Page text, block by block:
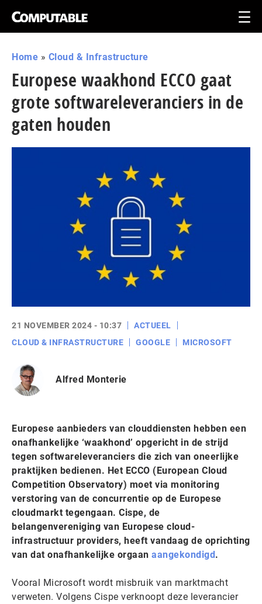
Home » Cloud & Infrastructure
Europese waakhond ECCO gaat
grote softwareleveranciers in de
gaten houden
21 NOVEMBER 2024 - 10:37
ACTUEEL
CLOUD & INFRASTRUCTURE
GOOGLE MICROSOFT
Alfred Monterie
Europese aanbieders van clouddiensten hebben een
onafhankelijke ‘waakhond’ opgericht in de strijd
tegen softwareleveranciers die zich van oneerlijke
praktijken bedienen. Het ECCO (European Cloud
Competition Observatory) moet via monitoring
verstoring van de concurrentie op de Europese
cloudmarkt tegengaan. Cispe, de
belangenvereniging van Europese cloud-
infrastructuur providers, heeft vandaag de oprichting
van dat onafhankelijke orgaan aangekondigd.
Vooral Microsoft wordt misbruik van marktmacht
verweten. Volgens Cispe verknoopt deze leverancier